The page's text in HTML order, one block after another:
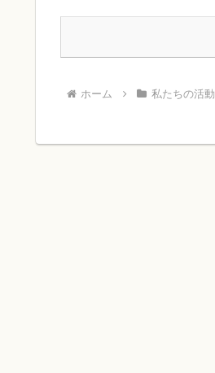
ホーム 私たちの活動